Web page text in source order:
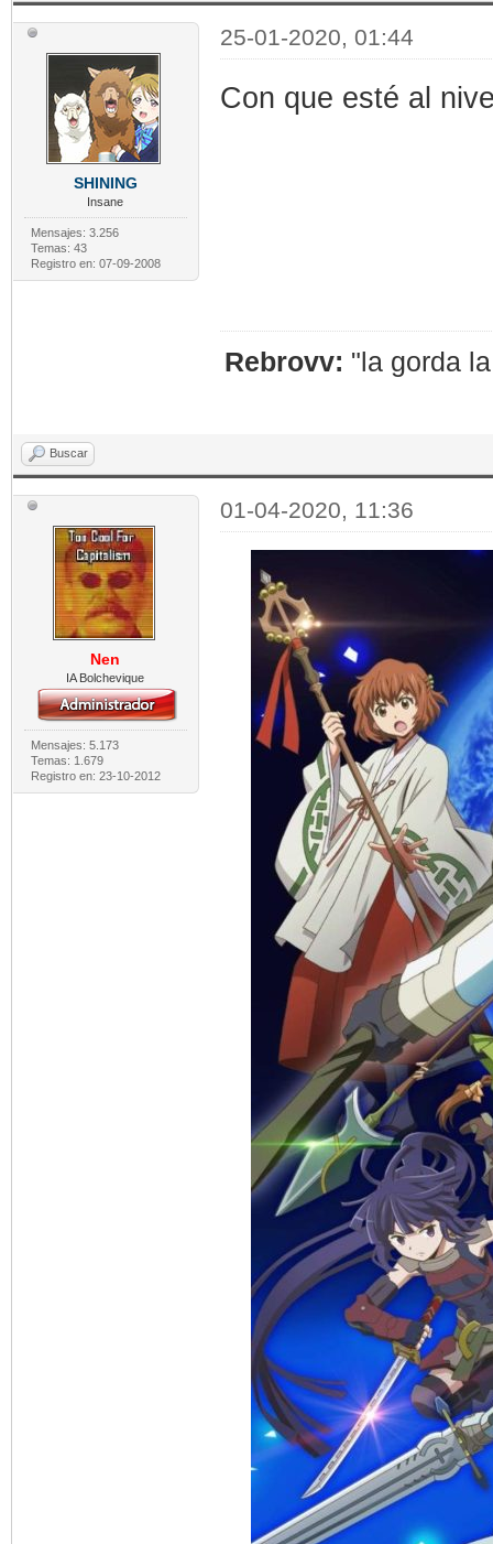
SHINING
Insane
Mensajes: 3.256
Temas: 43
Registro en: 07-09-2008
25-01-2020, 01:44
Con que esté al
Rebrovv: "la gorda
Buscar
Nen
IA Bolchevique
Mensajes: 5.173
Temas: 1.679
Registro en: 23-10-2012
01-04-2020, 11:36